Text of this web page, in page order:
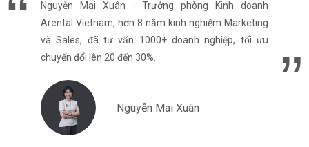
Nguyễn Mai Xuân - Trưởng phòng Kinh doanh
Arental Vietnam, hơn 8 năm kinh nghiệm Marketing
và Sales, đã tư vấn 1000+ doanh nghiệp, tối ưu
chuyển đổi lên 20 đến 30%.
Nguyễn Mai Xuân